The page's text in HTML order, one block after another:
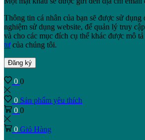
Thông tin cá nhân của bạn sẽ được sử dụng
nghiệm sử dụng website, để quản lý truy
và cho các mục đích cụ thể khác được mô tả
tư của chúng tôi.
Đăng ký
0 0
0 Sản phẩm yêu thích
0 0
0 Giỏ Hàng